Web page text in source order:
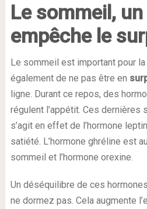
Le sommeil,
empêche le
Le sommeil est important pour
également de ne pas être en
ligne. Durant ce repos, des
régulent l’appétit. Ces dernières
s’agit en effet de l’hormone
satiété. L’hormone ghréline est
sommeil et l’hormone orexine.
Un déséquilibre de ces
ne dormez pas. Cela augmente